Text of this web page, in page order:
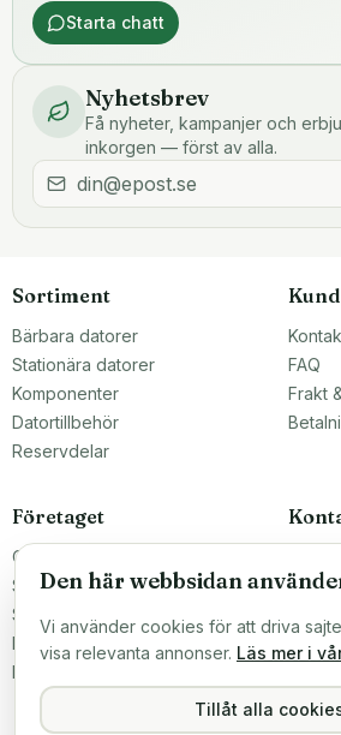
Starta chatt
Nyhetsbrev
Få nyheter, kampanjer och
inkorgen — först av alla.
Sortiment
Bärbara datorer
Stationära datorer
Komponenter
Datortillbehör
Reservdelar
FAQ
Frakt
Företaget
Om oss
Större inköp?
Sälj till oss
Köpvillkor
Integritetspolicy
Hitta
Den här webbsidan
Vi använder cookies för att driva
visa relevanta annonser. Läs mer i
Tillåt alla